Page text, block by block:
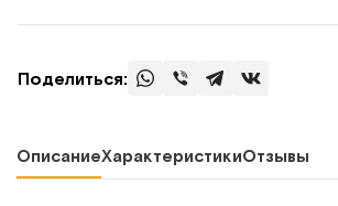
Поделиться:
ОписаниеХарактеристикиОтзывы